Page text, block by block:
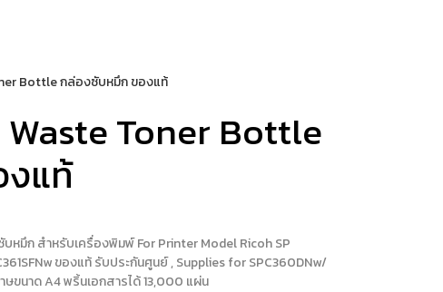
Bottle กล่องซับหมึก ของแท้
Waste Toner Bottle
แท้
หมึก สำหรับเครื่องพิมพ์ For Printer Model Ricoh SP
ของแท้ รับประกันศูนย์ , Supplies for SPC360DNw/
ขนาด A4 พริ้นเอกสารได้ 13,000 แผ่น